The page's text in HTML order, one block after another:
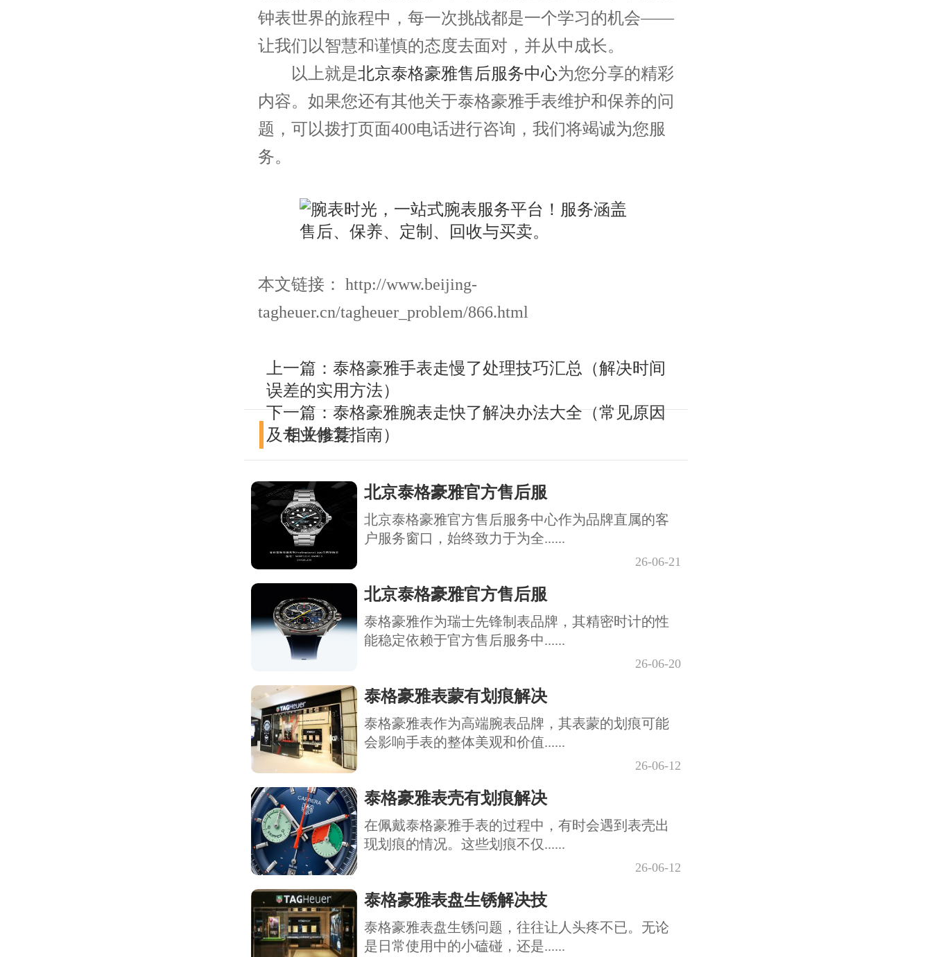
钟表世界的旅程中，每一次挑战都是一个学习的机会——
让我们以智慧和谨慎的态度去面对，并从中成长。
以上就是北京泰格豪雅售后服务中心为您分享的精彩
内容。如果您还有其他关于泰格豪雅手表维护和保养的问
题，可以拨打页面400电话进行咨询，我们将竭诚为您服
务。
本文链接： http://www.beijing-
tagheuer.cn/tagheuer_problem/866.html
上一篇： 泰格豪雅手表走慢了处理技巧汇总（解决时间
误差的实用方法）
下一篇： 泰格豪雅腕表走快了解决办法大全（常见原因
及专业修复指南）
相关推荐
北京泰格豪雅官方售后服
北京泰格豪雅官方售后服务中心作为品牌直属的客
户服务窗口，始终致力于为全......
26-06-21
北京泰格豪雅官方售后服
泰格豪雅作为瑞士先锋制表品牌，其精密时计的性
能稳定依赖于官方售后服务中......
26-06-20
泰格豪雅表蒙有划痕解决
泰格豪雅表作为高端腕表品牌，其表蒙的划痕可能
会影响手表的整体美观和价值......
26-06-12
泰格豪雅表壳有划痕解决
在佩戴泰格豪雅手表的过程中，有时会遇到表壳出
现划痕的情况。这些划痕不仅......
26-06-12
泰格豪雅表盘生锈解决技
泰格豪雅表盘生锈问题，往往让人头疼不已。无论
是日常使用中的小磕碰，还是......